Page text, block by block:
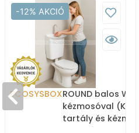
-12% AKCIÓ
ECOSYSBOXROUND balos
kézmosóval
tartály és